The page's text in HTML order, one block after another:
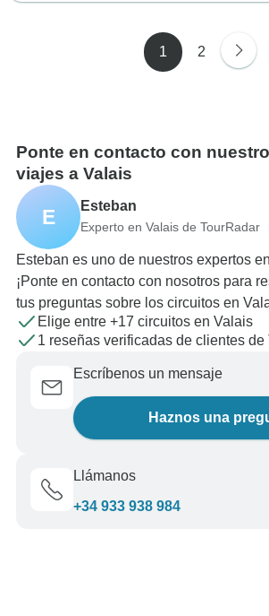
1 2
Ponte en contacto con
viajes a Valais
E Esteban
Experto en Valais de TourRadar
Esteban es uno de nuestros expertos
¡Ponte en contacto con nosotros para
tus preguntas sobre los circuitos en
Elige entre +17 circuitos en Valais
1 reseñas verificadas de clientes de
Escríbenos un mensaje
Haznos una
Llámanos
+34 933 938 984